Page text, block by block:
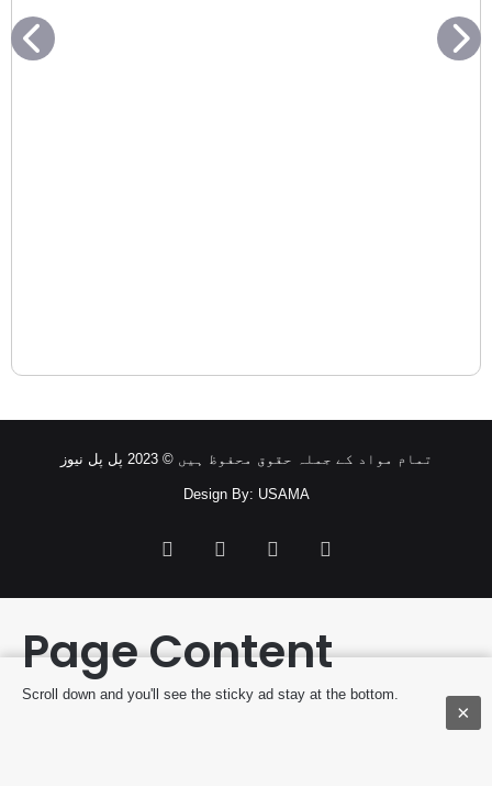
تمام مواد کے جملہ حقوق محفوظ ہیں © 2023 پل پل نیوز
Design By: USAMA
FacebookTwitter YouTube
Page Content
Scroll down and you'll see the sticky ad stay at the bottom.
×